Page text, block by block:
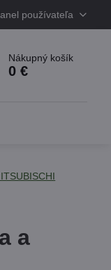
používateľa
Nákupný košík
0 €
a